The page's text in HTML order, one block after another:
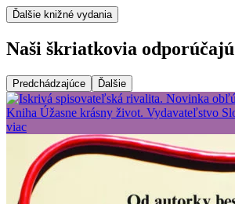
Ďalšie knižné vydania
Naši škriatkovia odporúčajú
Predchádzajúce Ďalšie